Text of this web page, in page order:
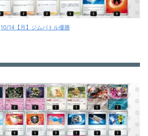
10/14【月】ジムバトル優勝